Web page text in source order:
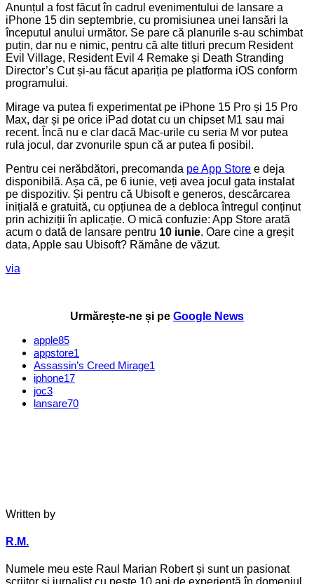
Anunțul a fost făcut în cadrul evenimentului de lansare a
iPhone 15 din septembrie, cu promisiunea unei lansări la
începutul anului următor. Se pare că planurile s-au schimbat
puțin, dar nu e nimic, pentru că alte titluri precum Resident
Evil Village, Resident Evil 4 Remake și Death Stranding
Director’s Cut și-au făcut apariția pe platforma iOS conform
programului.
Mirage va putea fi experimentat pe iPhone 15 Pro și 15 Pro
Max, dar și pe orice iPad dotat cu un chipset M1 sau mai
recent. Încă nu e clar dacă Mac-urile cu seria M vor putea
rula jocul, dar zvonurile spun că ar putea fi posibil.
Pentru cei nerăbdători, precomanda pe App Store e deja
disponibilă. Așa că, pe 6 iunie, veți avea jocul gata instalat
pe dispozitiv. Și pentru că Ubisoft e generos, descărcarea
inițială e gratuită, cu opțiunea de a debloca întregul conținut
prin achiziții în aplicație. O mică confuzie: App Store arată
acum o dată de lansare pentru 10 iunie. Oare cine a greșit
data, Apple sau Ubisoft? Rămâne de văzut.
via
Urmărește-ne și pe Google News
apple85
appstore1
Assassin’s Creed Mirage1
iphone17
joc3
lansare70
Written by
R.M.
Numele meu este Raul Marian Robert și sunt un pasionat